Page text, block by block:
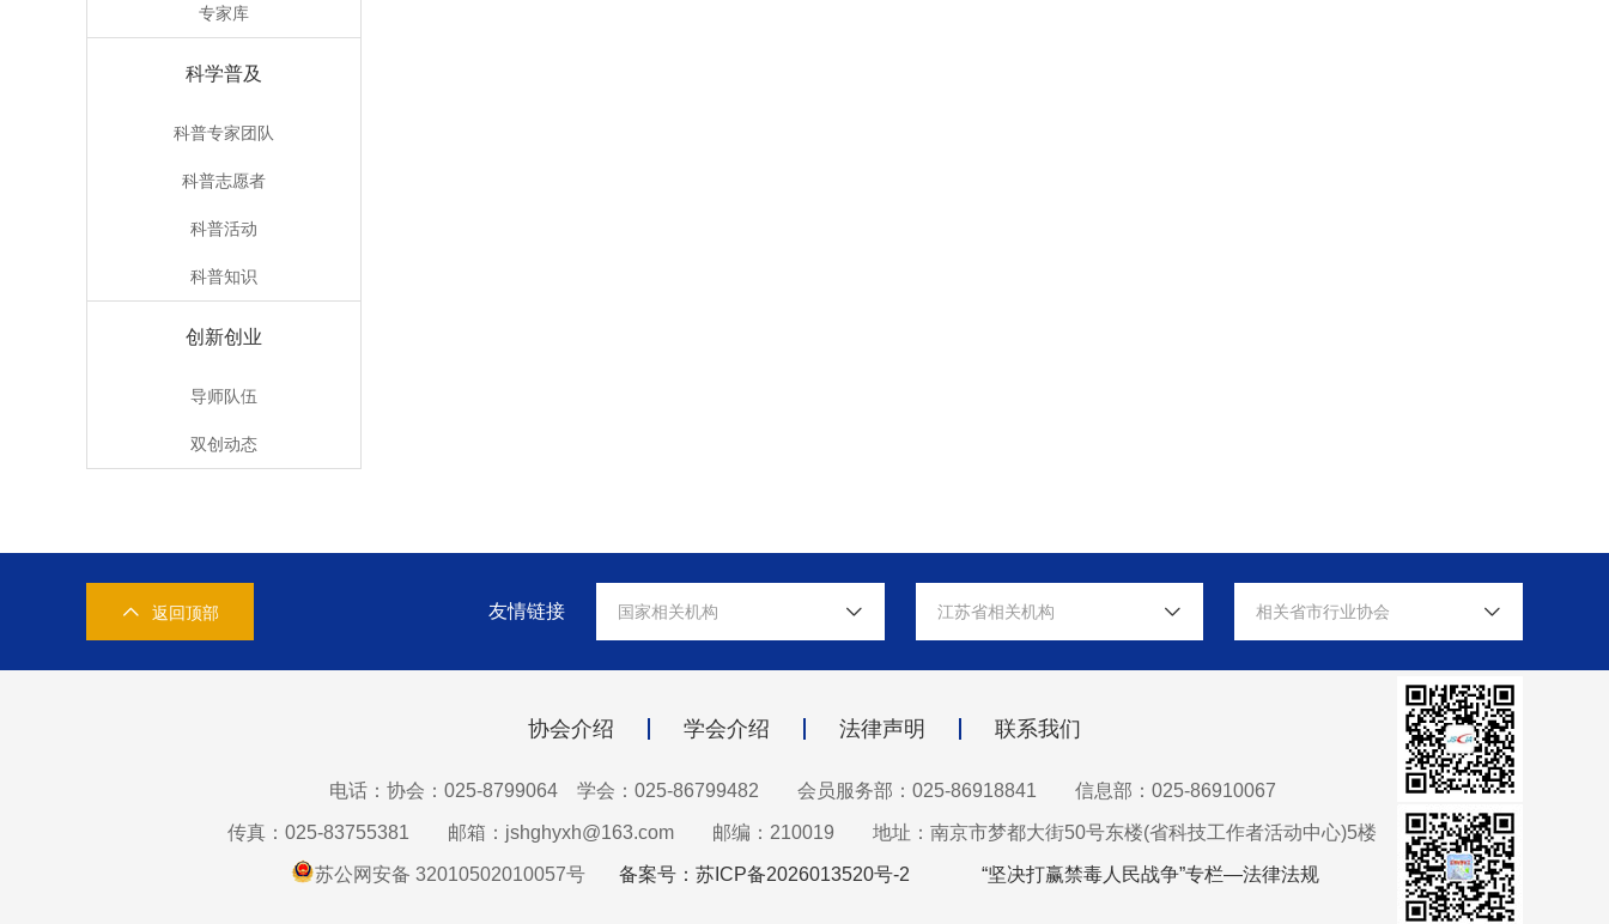
专家库
科学普及
科普专家团队
科普志愿者
科普活动
科普知识
创新创业
导师队伍
双创动态
返回顶部 友情链接 国家相关机构 江苏省相关机构 相关省市行业协会
协会介绍 学会介绍 法律声明 联系我们
电话：协会：025-8799064 学会：025-86799482 会员服务部：025-86918841 信息部：025-86910067
传真：025-83755381 邮箱：jshghyxh@163.com 邮编：210019 地址：南京市梦都大街50号东楼(省科技工作者活动中心)5楼
苏公网安备 32010502010057号 备案号：苏ICP备2026013520号-2 “坚决打赢禁毒人民战争”专栏—法律法规